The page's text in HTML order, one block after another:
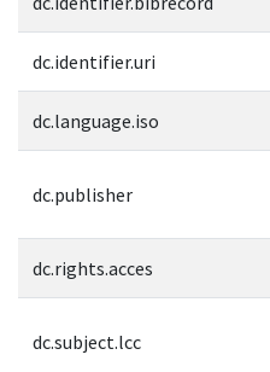
dc.identifier.uri
dc.language.iso
dc.publisher
dc.rights.acces
dc.subject.lcc